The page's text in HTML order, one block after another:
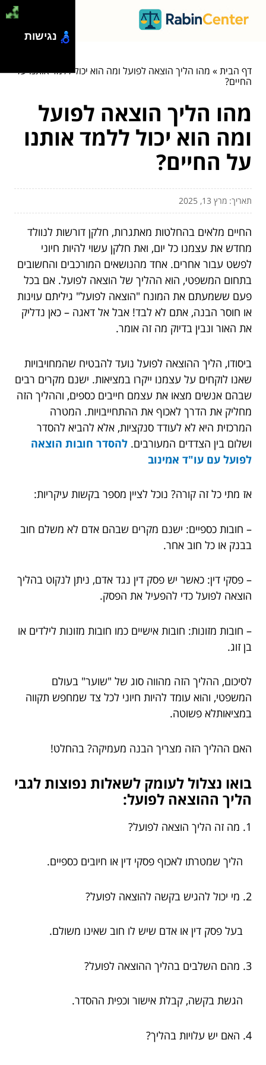
דף הבית» מהו הליך הוצאה לפועל ומה הוא יכול ללמד אותנו על
החיים?
מהו הליך הוצאה לפועל
ומה הוא יכול ללמד אותנו
על החיים?
תאריך: מרץ 13, 2025
החיים מלאים בהחלטות מאתגרות, חלקן דורשות לנוולד
מחדש את עצמנו כל יום, ואת חלקן עשוי להיות חיוני
לפשט עבור אחרים. אחד מהנושאים המורכבים והחשובים
בתחום המשפטי, הוא ההליך של הוצאה לפועל. אם בכל
פעם ששמעתם את המונח "הוצאה לפועל" גיליתם עוינות
או חוסר הבנה, אתם לא לבד! אבל אל דאגה – כאן נדליק
את האור ונבין בדיוק מה זה אומר.
ביסודו, הליך ההוצאה לפועל נועד להבטיח שהמחויבויות
שאנו לוקחים על עצמנו ייקרו במציאות. ישנם מקרים רבים
שבהם אנשים מצאו את עצמם חייבים כספים, וההליך הזה
מחליק את הדרך לאכוף את ההתחייבויות. המטרה
המרכזית היא לא לעודד סנקציות, אלא להביא להסדר
ושלום בין הצדדים המעורבים. להסדר חובות הוצאה
לפועל עם עו"ד אמינוב
אז מתי כל זה קורה? נוכל לציין מספר בקשות עיקריות:
– חובות כספיים: ישנם מקרים שבהם אדם לא משלם חוב
בבנק או כל חוב אחר.
– פסקי דין: כאשר יש פסק דין נגד אדם, ניתן לנקוט בהליך
הוצאה לפועל כדי להפעיל את הפסק.
– חובות מזונות: חובות אישיים כמו חובות מזונות לילדים או
בן זוג.
לסיכום, ההליך הזה מהווה סוג של "שוער" בעולם
המשפטי, והוא עומד להיות חיוני לכל צד שמחפש תקווה
במציאותלא פשוטה.
האם ההליך הזה מצריך הבנה מעמיקה? בהחלט!
בואו נצלול לעומק לשאלות נפוצות לגבי
הליך ההוצאה לפועל:
1. מה זה הליך הוצאה לפועל?
הליך שמטרתו לאכוף פסקי דין או חיובים כספיים.
2. מי יכול להגיש בקשה להוצאה לפועל?
בעל פסק דין או אדם שיש לו חוב שאינו משולם.
3. מהם השלבים בהליך ההוצאה לפועל?
הגשת בקשה, קבלת אישור וכפית ההסדר.
4. האם יש עלויות בהליך?
נגישות